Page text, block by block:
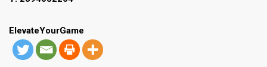
ElevateYourGame